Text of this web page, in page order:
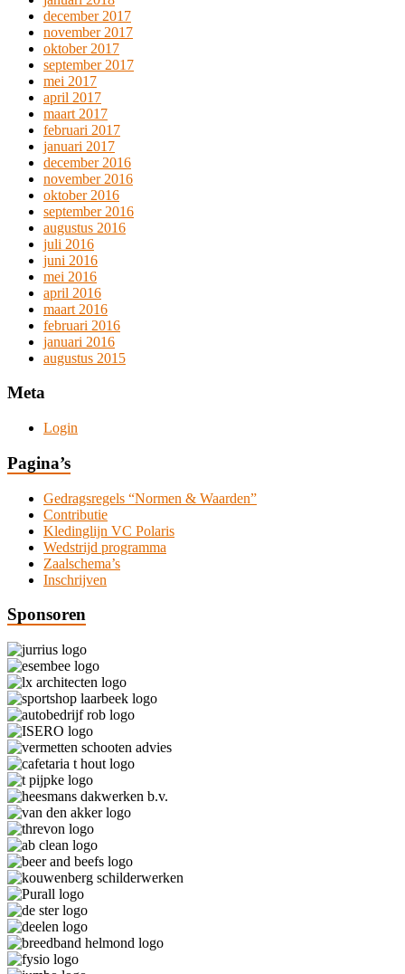
december 2017
november 2017
oktober 2017
september 2017
mei 2017
april 2017
maart 2017
februari 2017
januari 2017
december 2016
november 2016
oktober 2016
september 2016
augustus 2016
juli 2016
juni 2016
mei 2016
april 2016
maart 2016
februari 2016
januari 2016
augustus 2015
Meta
Login
Pagina’s
Gedragsregels “Normen & Waarden”
Contributie
Kledinglijn VC Polaris
Wedstrijd programma
Zaalschema’s
Inschrijven
Sponsoren